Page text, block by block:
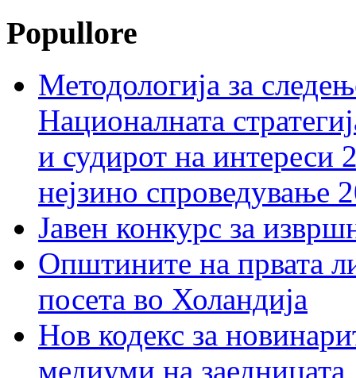
Popullore
Методологија за
Националната
и судирот на интереси
нејзино спроведување
Јавен конкурс за
Општините на првата
посета во Холандија
Нов кодекс за
медиуми на заедницата